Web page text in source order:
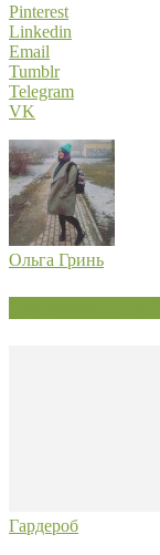
Pinterest
Linkedin
Email
Tumblr
Telegram
VK
Ольга Гринь
Гардероб